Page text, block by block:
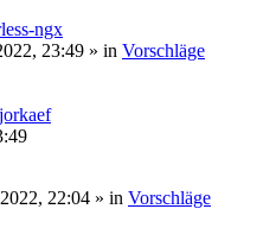
ngx
23:49 » in Vorschläge
jorkaef
22:04 » in Vorschläge